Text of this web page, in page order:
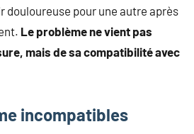
douloureuse pour une autre après
Le problème ne vient pas
mais de sa compatibilité avec
incompatibles